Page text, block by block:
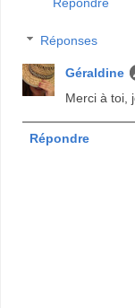
Répondre
Réponses
Géraldine
Merci à toi,
Répondre